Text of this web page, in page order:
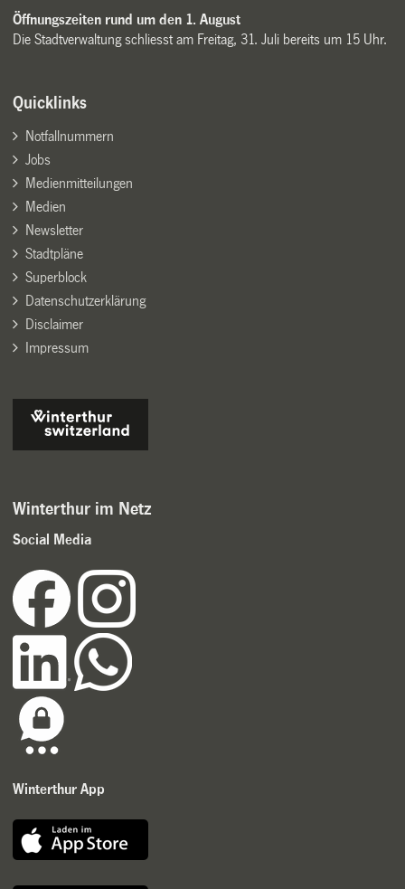
Öffnungszeiten rund um den 1. August
Die Stadtverwaltung schliesst am Freitag, 31. Juli bereits um 15 Uhr.
Quicklinks
Notfallnummern
Jobs
Medienmitteilungen
Medien
Newsletter
Stadtpläne
Superblock
Datenschutzerklärung
Disclaimer
Impressum
Winterthur im Netz
Social Media
Winterthur App